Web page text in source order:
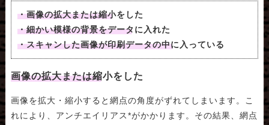
・画像の拡大または縮小をした
・細かい模様の背景をデータに入れた
・スキャンした画像が印刷データの中に入っている
画像の拡大または縮小をした
画像を拡大・縮小すると網点の角度がずれてしまいます。こ
れにより、アンチエイリアス*がかかります。その結果、網点